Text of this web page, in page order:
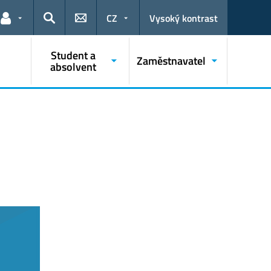
Odkazy pro uživatele
Hledat
CZ Vysoký kontrast
Student a
absolvent Zaměstnavatel